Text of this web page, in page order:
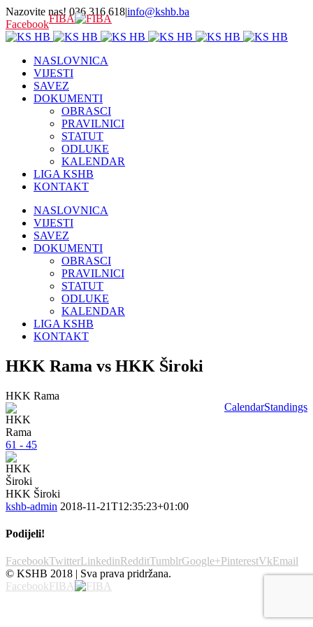
Nazovite nas! 036 316 618|info@kshb.ba
FacebookFIBA
NASLOVNICA
VIJESTI
SAVEZ
DOKUMENTI
OBRASCI
PRAVILNICI
STATUT
ODLUKE
KALENDAR
LIGA KSHB
KONTAKT
NASLOVNICA
VIJESTI
SAVEZ
DOKUMENTI
OBRASCI
PRAVILNICI
STATUT
ODLUKE
KALENDAR
LIGA KSHB
KONTAKT
HKK Rama vs HKK Široki
CalendarStandings
HKK Rama
61 - 45
HKK Široki
kshb-admin 2018-11-21T12:35:23+01:00
Podijeli!
FacebookTwitterLinkedinRedditTumblrGoogle+PinterestVkEmail
© KSHB 2018 | Sva prava pridržana.
FacebookFIBA